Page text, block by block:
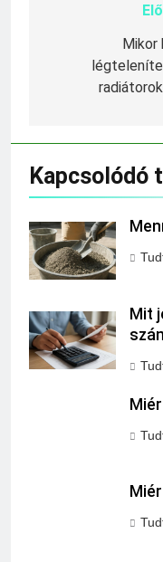
Bejegyzés
navigációMikor
Kapcsolódó
Mit